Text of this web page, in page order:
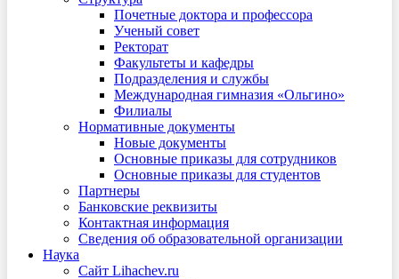
Почетные доктора и профессора
Ученый совет
Ректорат
Факультеты и кафедры
Подразделения и службы
Международная гимназия «Ольгино»
Филиалы
Нормативные документы
Новые документы
Основные приказы для сотрудников
Основные приказы для студентов
Партнеры
Банковские реквизиты
Контактная информация
Сведения об образовательной организации
Наука
Сайт Lihachev.ru